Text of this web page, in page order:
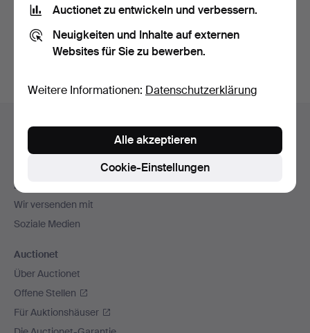
Archiv
suchen.
Navigation
Hilfe und Kontakt
Kontakt mit dem Support aufnehmen
Zahlungsweisen
Wir versenden mit
Soziale Medien
Auctionet
Über Auctionet
Offene Stellen
Für Auktionshäuser
Auctionet zu entwickeln und verbessern.
Neuigkeiten und Inhalte auf externen
Websites für Sie zu bewerben.
Weitere Informationen: Datenschutzerklärung
Cookie-Einstellungen
Alle akzeptieren